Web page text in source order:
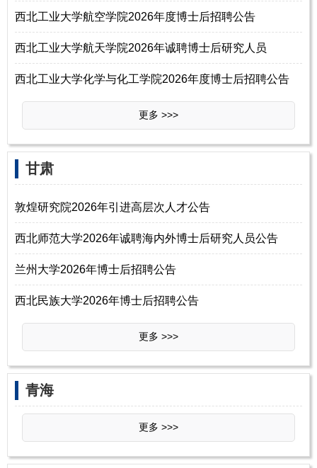
西北工业大学航空学院2026年度博士后招聘公告
西北工业大学航天学院2026年诚聘博士后研究人员
西北工业大学化学与化工学院2026年度博士后招聘公告
更多 >>>
‌‌甘肃
敦煌研究院2026年引进高层次人才公告
西北师范大学2026年诚聘海内外博士后研究人员公告
兰州大学2026年博士后招聘公告
西北民族大学2026年博士后招聘公告
更多 >>>
‌‌青海
更多 >>>